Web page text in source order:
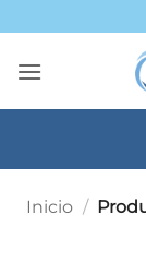
al
contenido
Inicio /